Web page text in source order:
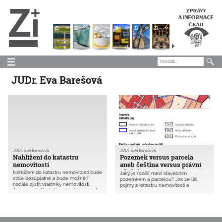
JUDr. Eva Barešová
Nahlížení do katastru
nemovitostí
JUDr. Eva Barešová
Nahlížení do katastru nemovitostí bude
stále bezúplatné a bude možné i
nadále zjistit vlastníky nemovitostí.
Anonymní uživatelé se budou muset
Pozemek versus parcela
aneb čeština versus právní
předpisy
JUDr. Eva Barešová
Jaký je rozdíl mezi stavebním
pozemkem a parcelou? Jak se liší
pojmy z katastru nemovitostí a